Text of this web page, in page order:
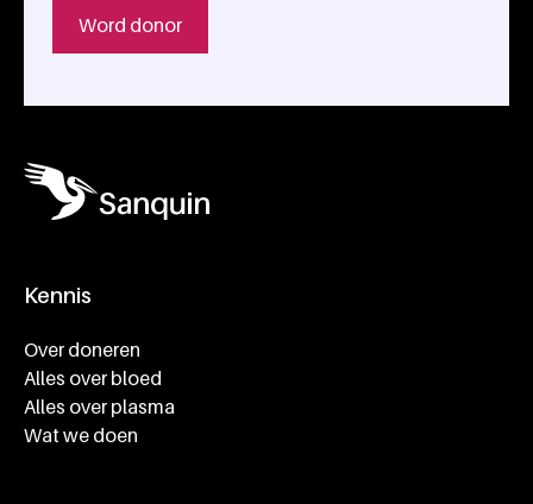
Word donor
Kennis
Over doneren
Alles over bloed
Alles over plasma
Wat we doen